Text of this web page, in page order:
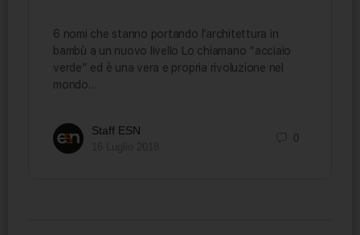
6 nomi che stanno portando l’architettura in
bambù a un nuovo livello Lo chiamano “acciaio
verde” ed è una vera e propria rivoluzione nel
mondo…
Staff ESN
0